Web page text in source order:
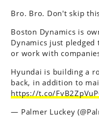
Bro. Bro. Don't skip
Boston Dynamics is
Dynamics just
or work with
Hyundai is building a
back, in addition to
https://t.co/
— Palmer Luckey